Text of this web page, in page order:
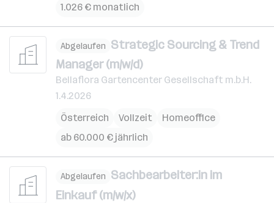
1.026 € monatlich
Abgelaufen Strategic Sourcing & Trend
Manager (m/w/d)
Bellaflora Gartencenter Gesellschaft m.b.H.
1.4.2026
Österreich
Vollzeit
Homeoffice
ab 60.000 € jährlich
Abgelaufen Sachbearbeiter:in im
Einkauf (m/w/x)